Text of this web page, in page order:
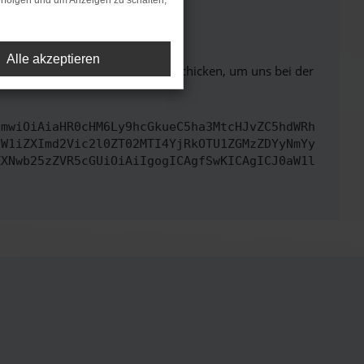
unterstützt werden.
Du kannst uns diesen Text schicken, um uns bei der
Alle akzeptieren